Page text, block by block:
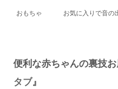
おもちゃ
お気に入りで音の
便利な赤ちゃんの裏技
タブ』